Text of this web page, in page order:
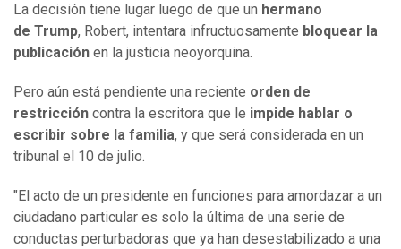
La decisión tiene lugar luego de que un hermano
de Trump, Robert, intentara infructuosamente bloquear la
publicación en la justicia neoyorquina.
Pero aún está pendiente una reciente orden de
restricción contra la escritora que le impide hablar o
escribir sobre la familia, y que será considerada en un
tribunal el 10 de julio.
"El acto de un presidente en funciones para amordazar a un
ciudadano particular es solo la última de una serie de
conductas perturbadoras que ya han desestabilizado a una